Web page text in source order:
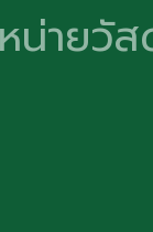
น่ายวั